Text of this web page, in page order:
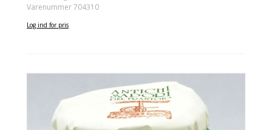
Varenummer 704310
Log ind for pris